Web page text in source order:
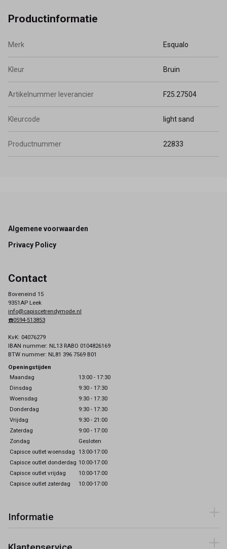
Productinformatie
Merk Esqualo
Kleur Bruin
Artikelnummer leverancier F25.27504
Kleurcode light sand
Productnummer 22833
Footer
Algemene voorwaarden
Privacy Policy
Contact
Boveneind 15
9351AP Leek
info@capiscetrendymode.nl
☎️0594-513853
KvK: 04076279
IBAN nummer: NL13 RABO 0104826169
BTW nummer: NL81 396 7569 B01
Openingstijden
Maandag
13:00 - 17:30
Dinsdag
9:30 - 17:30
Woensdag
9:30 - 17:30
Donderdag
9:30 - 17:30
Vrijdag
9:30 - 21:00
Zaterdag
9:00 - 17:00
Zondag
Gesloten
Capisce outlet woensdag 13:00-17:00
Capisce outlet donderdag 10:00-17:00
Capisce outlet vrijdag
10:00-17:00
Capisce outlet zaterdag
10:00-17:00
Informatie